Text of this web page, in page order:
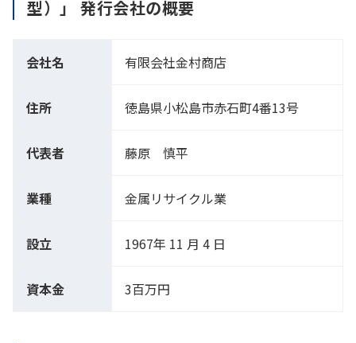
型）」 発行会社の概要
会社名 有限会社金村商店
住所 徳島県小松島市赤石町4番13号
代表者 藤原 慎平
業種 金属リサイクル業
設立 1967年 11 月 4 日
資本金 3百万円